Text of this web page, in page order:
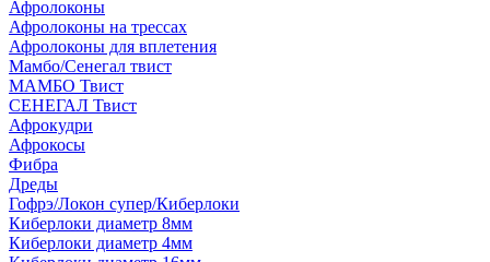
Афролоконы
Афролоконы на трессах
Афролоконы для вплетения
Мамбо/Сенегал твист
МАМБО Твист
СЕНЕГАЛ Твист
Афрокудри
Афрокосы
Фибра
Дреды
Гофрэ/Локон супер/Киберлоки
Киберлоки диаметр 8мм
Киберлоки диаметр 4мм